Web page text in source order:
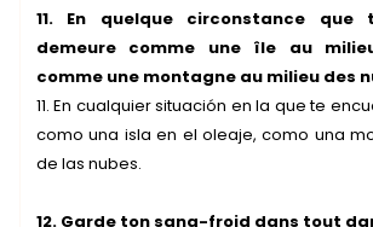
11. En quelque circonstance
demeure comme une île au
comme une montagne au milieu des
11. En cualquier situación en la que te
como una isla en el oleaje, como una
de las nubes.
12. Garde ton sang-froid dans tout